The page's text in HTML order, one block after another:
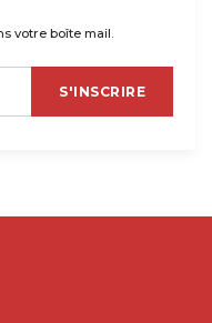
votre boîte mail.
S'INSCRIRE